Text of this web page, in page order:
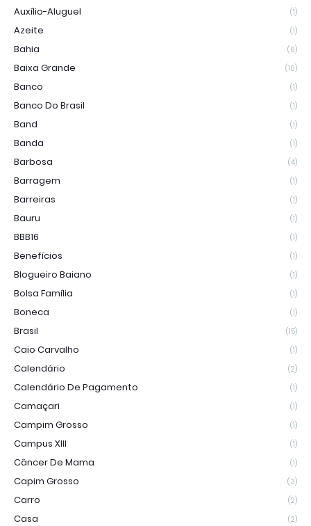
Auxílio-Aluguel (1)
Azeite (1)
Bahia (6)
Baixa Grande (10)
Banco (1)
Banco Do Brasil (1)
Band (1)
Banda (1)
Barbosa (4)
Barragem (1)
Barreiras (1)
Bauru (1)
BBB16 (1)
Benefícios (1)
Blogueiro Baiano (1)
Bolsa Família (1)
Boneca (1)
Brasil (15)
Caio Carvalho (1)
Calendário (2)
Calendário De Pagamento (1)
Camaçari (1)
Campim Grosso (1)
Campus XIII (1)
Câncer De Mama (1)
Capim Grosso (3)
Carro (2)
Casa (2)